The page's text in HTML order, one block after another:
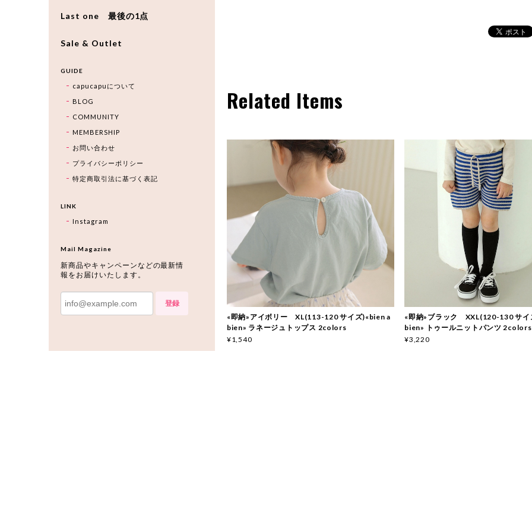
Related Items
«即納»アイボリー XL(113-120 サイズ)«bien a
bien» ラネージュトップス 2colors
¥1,540
«即納»ブラック XXL(120-130 サイ
bien» トゥールニットパンツ 2colors
¥3,220
Last one 最後の1点
Sale & Outlet
GUIDE
capucapuについて
BLOG
COMMUNITY
MEMBERSHIP
お問い合わせ
プライバシーポリシー
特定商取引法に基づく表記
LINK
Instagram
Mail Magazine
新商品やキャンペーンなどの最新情
報をお届けいたします。
登録